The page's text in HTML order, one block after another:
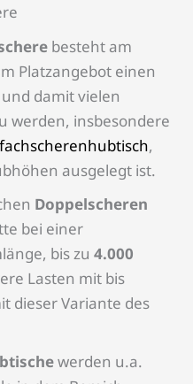
besteht am
Platzangebot einen
damit vielen
werden, insbesondere
,
ausgelegt ist.
Doppelscheren
bei einer
bis zu 4.000
Lasten mit bis
dieser Variante des
werden u.a.